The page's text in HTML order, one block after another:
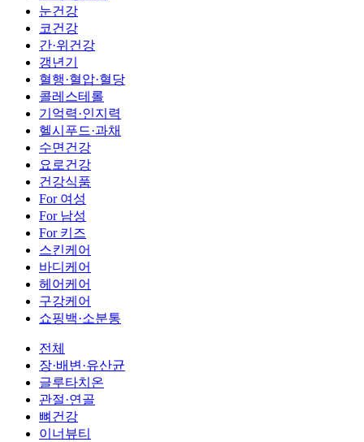
눈건강
코건강
간·위건강
갱년기
혈행·혈압·혈당
콜레스테롤
기억력·인지력
헬시푸드·과채
수면건강
요로건강
건강식품
For 여성
For 남성
For 키즈
스킨케어
바디케어
헤어케어
구강케어
쇼핑백·소분통
전체
장·배변·유산균
글루타치온
관절·연골
뼈건강
이너뷰티